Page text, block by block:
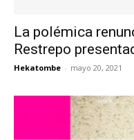
La polémica
Restrepo
Hekatombe - mayo 20, 2021